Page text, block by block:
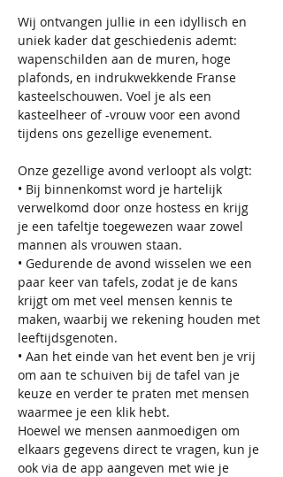
Wij ontvangen jullie in een idyllisch en
uniek kader dat geschiedenis ademt:
wapenschilden aan de muren, hoge
plafonds, en indrukwekkende Franse
kasteelschouwen. Voel je als een
kasteelheer of -vrouw voor een avond
tijdens ons gezellige evenement.
Onze gezellige avond verloopt als volgt:
• Bij binnenkomst word je hartelijk
verwelkomd door onze hostess en krijg
je een tafeltje toegewezen waar zowel
mannen als vrouwen staan.
• Gedurende de avond wisselen we een
paar keer van tafels, zodat je de kans
krijgt om met veel mensen kennis te
maken, waarbij we rekening houden met
leeftijdsgenoten.
• Aan het einde van het event ben je vrij
om aan te schuiven bij de tafel van je
keuze en verder te praten met mensen
waarmee je een klik hebt.
Hoewel we mensen aanmoedigen om
elkaars gegevens direct te vragen, kun je
ook via de app aangeven met wie je